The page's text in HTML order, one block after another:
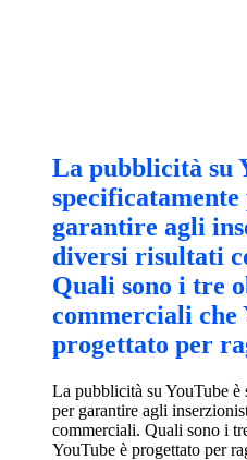
La pubblicità su
garantire agli
diversi risultati
Quali sono i tre
commerciali che
progettato per
La pubblicità su YouTube è
per garantire agli
commerciali. Quali sono i
YouTube è progettato per